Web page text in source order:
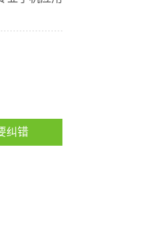
纠错